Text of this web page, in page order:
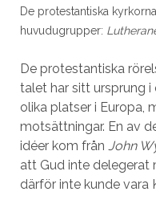
De protestantiska
huvudugrupper:
De protestantiska
talet har sitt ursprung
olika platser i Europa,
motsättningar. En av
idéer kom från John
att Gud inte delegerat
därför inte kunde vara